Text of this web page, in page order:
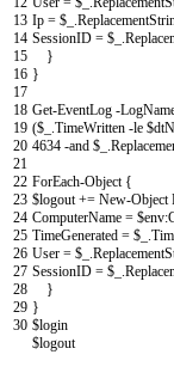
13
14
15
16
17
18
19
20
21
22
23
24
25
26
27
28
29
30
Ip = $_
SessionID = $_
}
}
Get-EventLog -
($_ TimeWritten -le
4634 -and $_
ForEach-Object {
$logout += New-Object
ComputerName = $env:
TimeGenerated = $_
User = $_
SessionID = $_
}
}
$login
$logout